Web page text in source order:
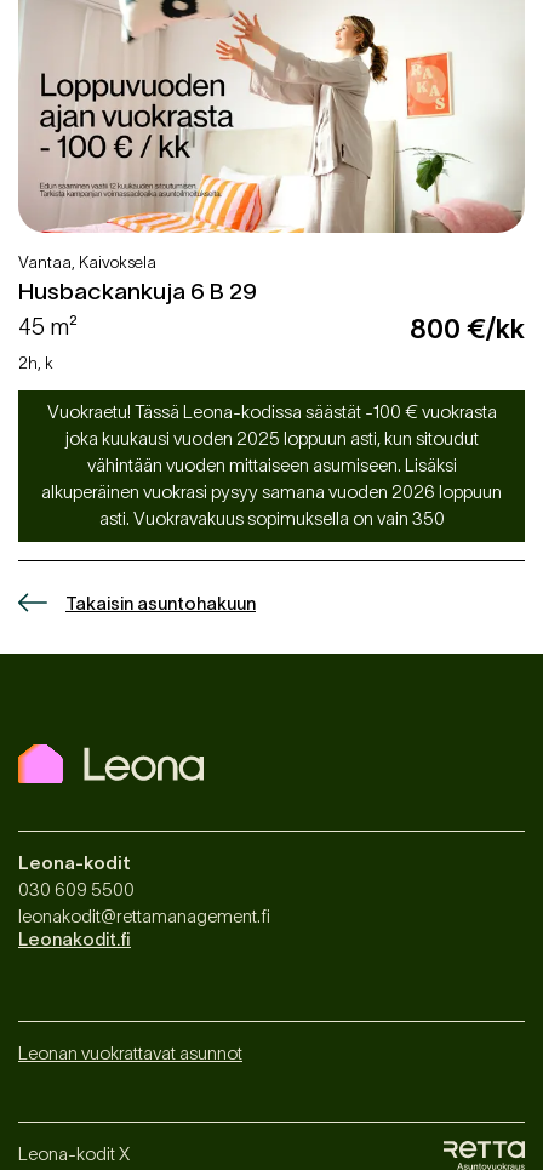
Vantaa, Kaivoksela
Husbackankuja 6 B 29
45 m²
800 €/kk
2h, k
Vuokraetu! Tässä Leona-kodissa säästät -100 € vuokrasta
joka kuukausi vuoden 2025 loppuun asti, kun sitoudut
vähintään vuoden mittaiseen asumiseen. Lisäksi
alkuperäinen vuokrasi pysyy samana vuoden 2026 loppuun
asti. Vuokravakuus sopimuksella on vain 350
Takaisin asuntohakuun
Leona-kodit
030 609 5500
leonakodit@rettamanagement.fi
Leonakodit.fi
Leonan vuokrattavat asunnot
Leona-kodit X